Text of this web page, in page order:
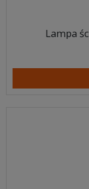
Lampa